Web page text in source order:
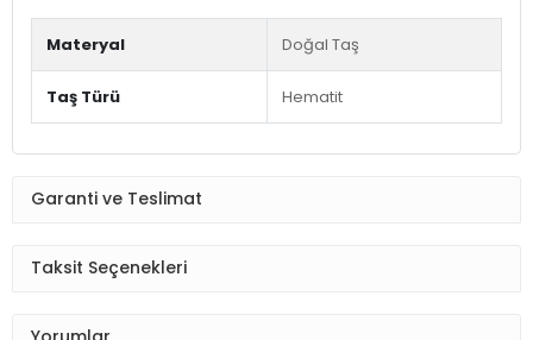
Materyal Doğal Taş
Taş Türü Hematit
Garanti ve Teslimat
Taksit Seçenekleri